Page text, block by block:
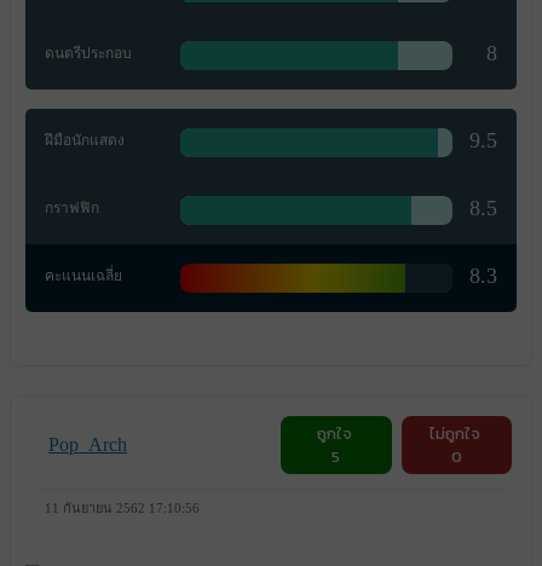
ดนตรีประกอบ 8
ฝีมือนักแสดง 9.5
กราฟฟิก 8.5
คะแนนเฉลี่ย 8.3
Pop_Arch
ถูกใจ
5
ไม่ถูกใจ
0
11 กันยายน 2562 17:10:56